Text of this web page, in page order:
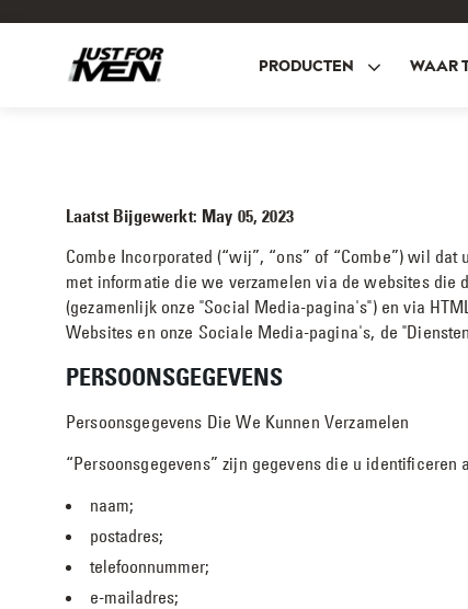
PRODUCTEN WAAR
Laatst Bijgewerkt: May 05, 2023
Combe Incorporated (“wij”, “ons” of “Combe”) wil
met informatie die we verzamelen via de websites
(gezamenlijk onze "Social Media-pagina's") en via
Websites en onze Sociale Media-pagina's, de
PERSOONSGEGEVENS
Persoonsgegevens Die We Kunnen Verzamelen
“Persoonsgegevens” zijn gegevens die u
naam;
postadres;
telefoonnummer;
e-mailadres;